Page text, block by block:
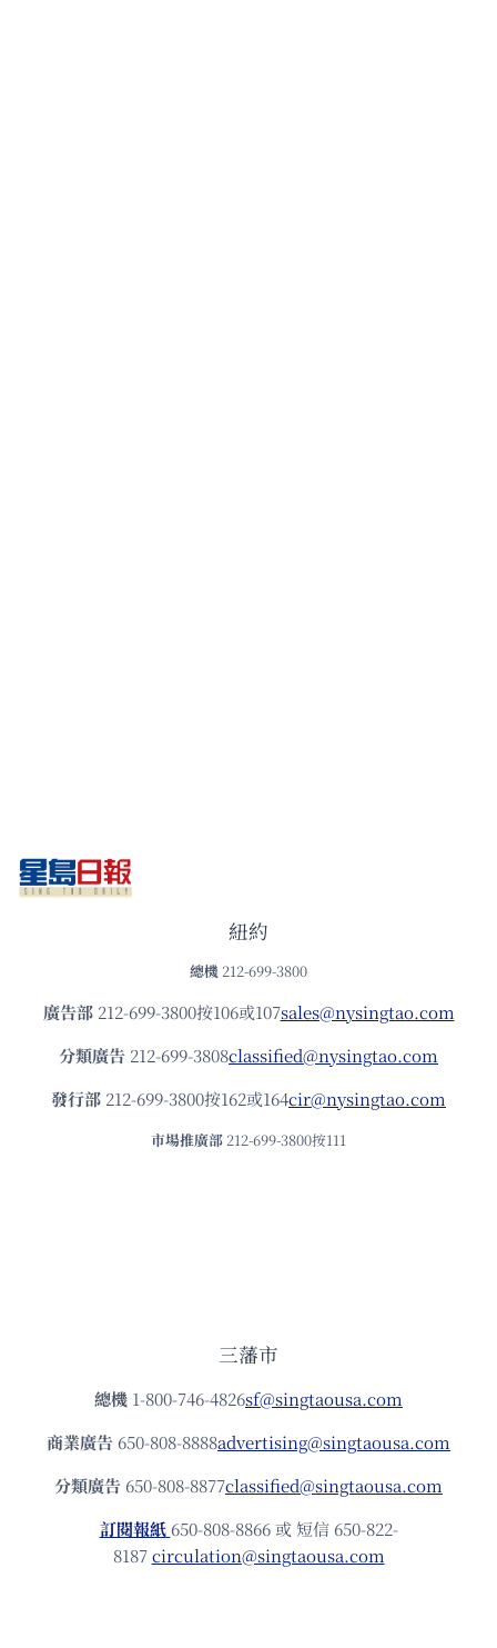
紐約
總機 212-699-3800
廣告部212-699-3800按106或107sales@nysingtao.com
分類廣告 212-699-3808classified@nysingtao.com
發⾏部 212-699-3800按162或164cir@nysingtao.com
市場推廣部 212-699-3800按111
三藩市
總機 1-800-746-4826sf@singtaousa.com
商業廣告 650-808-8888advertising@singtaousa.com
分類廣告 650-808-8877classified@singtaousa.com
訂閱報紙 650-808-8866 或 短信 650-822-
8187circulation@singtaousa.com